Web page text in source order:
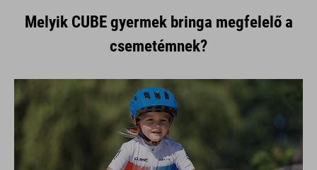
Melyik CUBE gyermek bringa megfelelő a
csemetémnek?